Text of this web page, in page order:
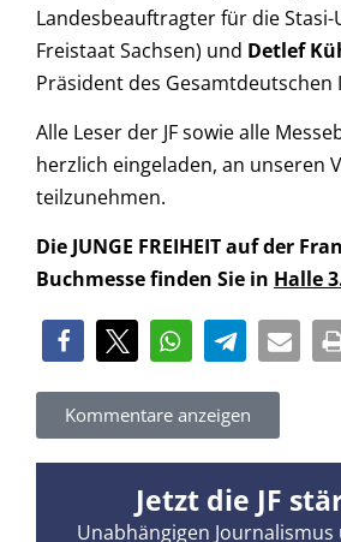
Landesbeauftragter für die
Freistaat Sachsen) und Detlef
Präsident des Gesamtdeutschen
Alle Leser der JF sowie alle
herzlich eingeladen, an unseren
teilzunehmen.
Die JUNGE FREIHEIT auf der
Buchmesse finden Sie in Halle
Kommentare anzeigen
Jetzt die JF
Unabhängigen